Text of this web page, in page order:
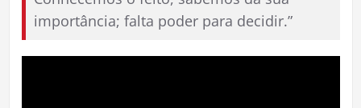
importância; falta poder para decidir.”